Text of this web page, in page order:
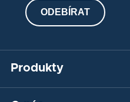
ODEBÍRAT
Produkty